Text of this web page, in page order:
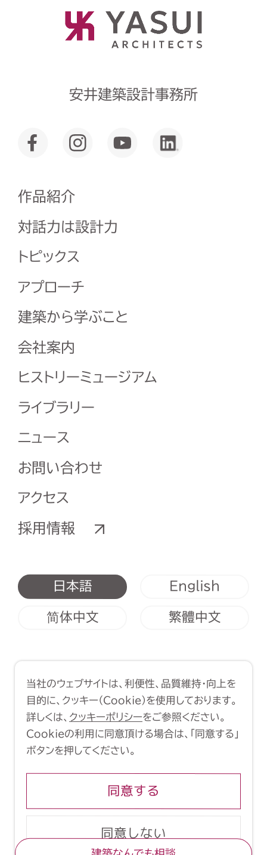
安井建築設計事務所
作品紹介
対話力は設計力
トピックス
アプローチ
建築から学ぶこと
会社案内
ヒストリーミュージアム
ライブラリー
ニュース
お問い合わせ
アクセス
採用情報
日本語 English
简体中文 繁體中文
Copyright (C) 1998-2026 Yasui
Architects & Engineers, Inc.
当社のウェブサイトは、利便性、品質維持・向上を
目的に、クッキー（Cookie）を使用しております。
詳しくは、 クッキーポリシーをご参照ください。
Cookieの利用に同意頂ける場合は、「同意する」
ボタンを押してください。
同意する
同意しない